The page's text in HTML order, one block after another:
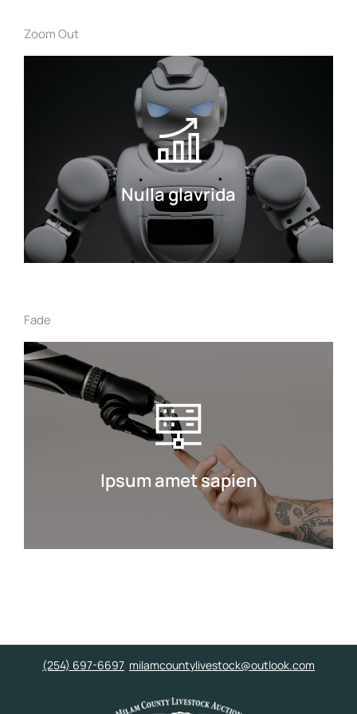
Zoom Out
Nulla glavrida
Nulla glavrida
Curabitur lacinia, sapien et hendrerit
tincidunt, ante urna interdum nunc,
quis venenatis quam ipsum ac velit.
Details
Fade
Ipsum amet sapien
Ipsum amet sapien
Curabitur lacinia, sapien et hendrerit
tincidunt, ante urna interdum nunc,
quis venenatis quam ipsum ac velit.
(254) 697-6697 milamcountylivestock@outlook.com